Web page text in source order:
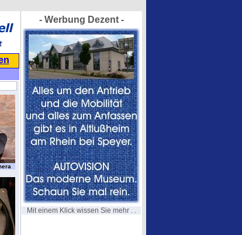
- Werbung Dezent -
Mit einem Klick wissen Sie mehr . .